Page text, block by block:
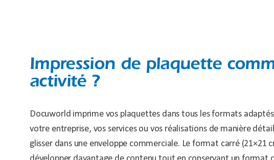
Impression de plaquette
activité ?
Docuworld imprime vos plaquettes dans tous les formats
votre entreprise, vos services ou vos réalisations de manière
glisser dans une enveloppe commerciale. Le format carré